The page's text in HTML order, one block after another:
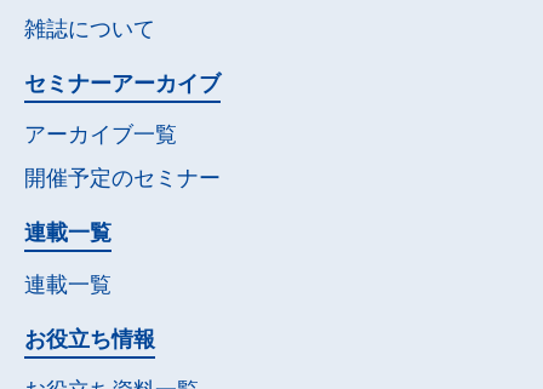
雑誌について
セミナーアーカイブ
アーカイブ一覧
開催予定のセミナー
連載一覧
連載一覧
お役立ち情報